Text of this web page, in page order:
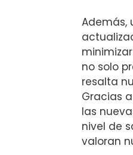
Además,
no solo
resalta
Gracias
las
nivel de
valoran